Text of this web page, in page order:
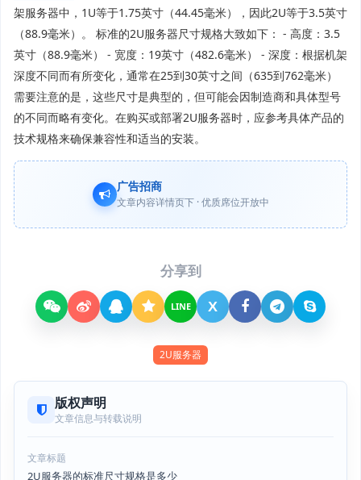
架服务器中，1U等于1.75英寸（44.45毫米），因此2U等于3.5英寸
（88.9毫米）。 标准的2U服务器尺寸规格大致如下： - 高度：3.5
英寸（88.9毫米） - 宽度：19英寸（482.6毫米） - 深度：根据机架
深度不同而有所变化，通常在25到30英寸之间（635到762毫米）
需要注意的是，这些尺寸是典型的，但可能会因制造商和具体型号
的不同而略有变化。在购买或部署2U服务器时，应参考具体产品的
技术规格来确保兼容性和适当的安装。
广告招商
文章内容详情页下 · 优质席位开放中
分享到
LINE X
2U服务器
版权声明
文章信息与转载说明
文章标题
2U服务器的标准尺寸规格是多少